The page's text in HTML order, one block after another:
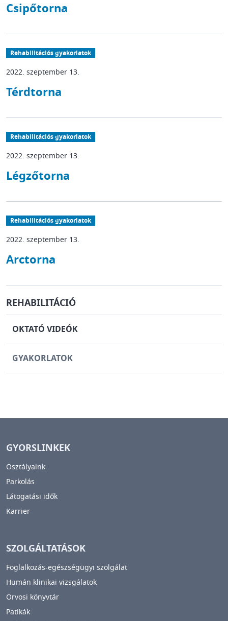
Csipőtorna
Rehabilitációs gyakorlatok
2022. szeptember 13.
Térdtorna
Rehabilitációs gyakorlatok
2022. szeptember 13.
Légzőtorna
Rehabilitációs gyakorlatok
2022. szeptember 13.
Arctorna
REHABILITÁCIÓ
OKTATÓ VIDEÓK
GYAKORLATOK
GYORSLINKEK
Osztályaink
Parkolás
Látogatási idők
Karrier
SZOLGÁLTATÁSOK
Foglalkozás-egészségügyi szolgálat
Humán klinikai vizsgálatok
Orvosi könyvtár
Patikák